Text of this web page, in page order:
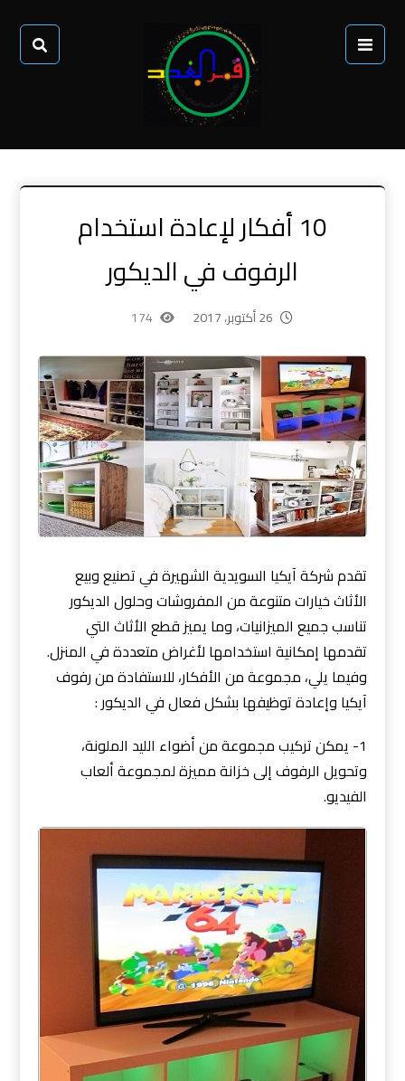
10 أفكار لإعادة استخدام
الرفوف في الديكور
26 أكتوبر، 2017 174
تقدم شركة آيكيا السويدية الشهيرة في تصنيع وبيع
الأثاث خيارات متنوعة من المفروشات وحلول الديكور
تناسب جميع الميزانيات، وما يميز قطع الأثاث التي
تقدمها إمكانية استخدامها لأغراض متعددة في المنزل.
وفيما يلي، مجموعة من الأفكار، للاستفادة من رفوف
آيكيا وإعادة توظيفها بشكل فعال في الديكور :
1- يمكن تركيب مجموعة من أضواء الليد الملونة،
وتحويل الرفوف إلى خزانة مميزة لمجموعة ألعاب
الفيديو.